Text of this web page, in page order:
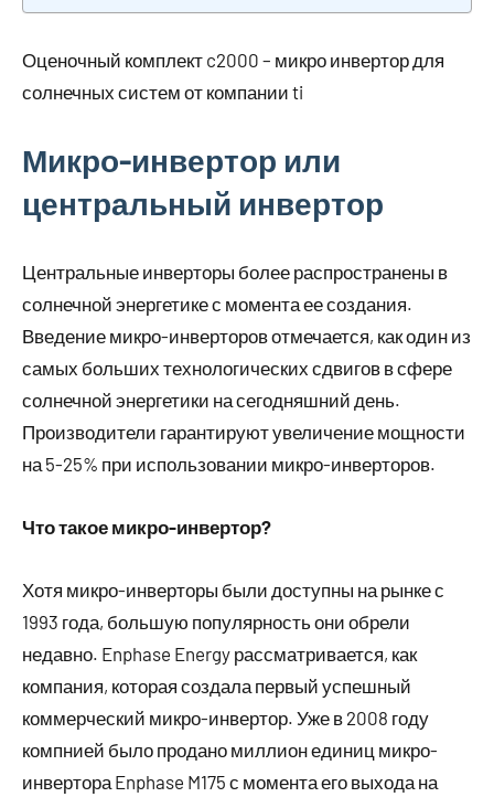
Оценочный комплект c2000 – микро инвертор для
солнечных систем от компании ti
Микро-инвертор или
центральный инвертор
Центральные инверторы более распространены в
солнечной энергетике с момента ее создания.
Введение микро-инверторов отмечается, как один из
самых больших технологических сдвигов в сфере
солнечной энергетики на сегодняшний день.
Производители гарантируют увеличение мощности
на 5-25% при использовании микро-инверторов.
Что такое микро-инвертор?
Хотя микро-инверторы были доступны на рынке с
1993 года, большую популярность они обрели
недавно. Enphase Energy рассматривается, как
компания, которая создала первый успешный
коммерческий микро-инвертор. Уже в 2008 году
компнией было продано миллион единиц микро-
инвертора Enphase M175 с момента его выхода на